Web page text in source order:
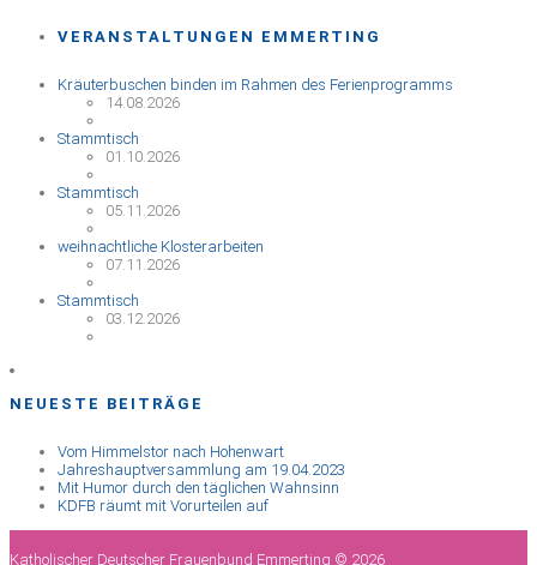
VERANSTALTUNGEN EMMERTING
Kräuterbuschen binden im Rahmen des Ferienprogramms
14.08.2026
Stammtisch
01.10.2026
Stammtisch
05.11.2026
weihnachtliche Klosterarbeiten
07.11.2026
Stammtisch
03.12.2026
NEUESTE BEITRÄGE
Vom Himmelstor nach Hohenwart
Jahreshauptversammlung am 19.04.2023
Mit Humor durch den täglichen Wahnsinn
KDFB räumt mit Vorurteilen auf
Katholischer Deutscher Frauenbund Emmerting © 2026